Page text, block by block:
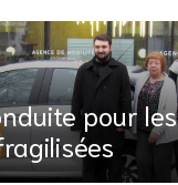
pour les